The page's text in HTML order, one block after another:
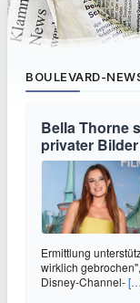
BOULEVARD-
Bella Thorne
privater
Ermittlung
wirklich
Disney-Channel-